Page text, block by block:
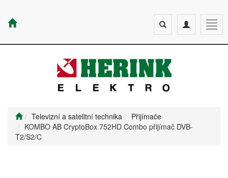
Toggle
navigation
Toggle
search
Televizní a satelitní technika
Přijímače
KOMBO AB CryptoBox 752HD Combo přijímač DVB-
T2/S2/C